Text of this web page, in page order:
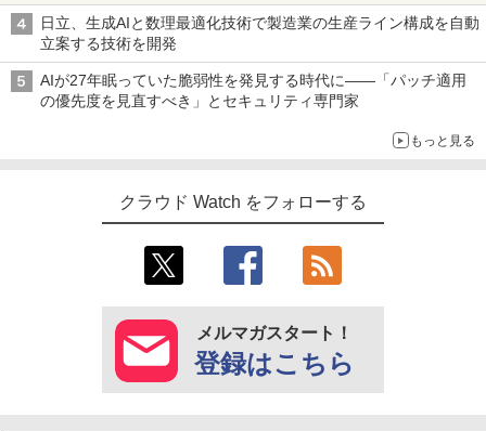
日立、生成AIと数理最適化技術で製造業の生産ライン構成を自動
立案する技術を開発
AIが27年眠っていた脆弱性を発見する時代に――「パッチ適用
の優先度を見直すべき」とセキュリティ専門家
もっと見る
クラウド Watch をフォローする
メルマガスタート！
登録はこちら